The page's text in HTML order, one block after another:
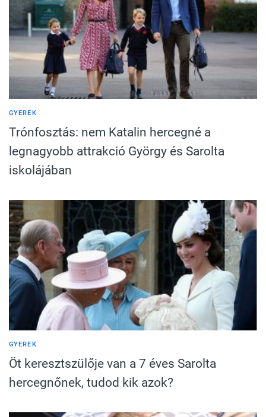
GYEREK
Trónfosztás: nem Katalin hercegné a
legnagyobb attrakció György és Sarolta
iskolájában
GYEREK
Öt keresztszülője van a 7 éves Sarolta
hercegnőnek, tudod kik azok?